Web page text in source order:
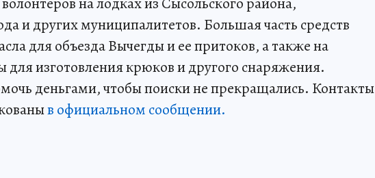
и других муниципалитетов. Большая часть средств
для объезда Вычегды и ее притоков, а также на
для изготовления крюков и другого снаряжения.
деньгами, чтобы поиски не прекращались. Контакты
в официальном сообщении.